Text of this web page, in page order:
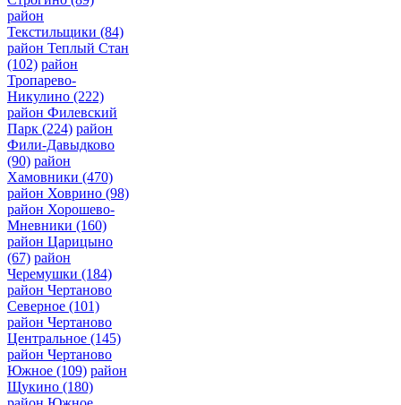
район
Текстильщики (84)
район Теплый Стан
(102) район
Тропарево-
Никулино (222)
район Филевский
Парк (224) район
Фили-Давыдково
(90) район
Хамовники (470)
район Ховрино (98)
район Хорошево-
Мневники (160)
район Царицыно
(67) район
Черемушки (184)
район Чертаново
Северное (101)
район Чертаново
Центральное (145)
район Чертаново
Южное (109) район
Щукино (180)